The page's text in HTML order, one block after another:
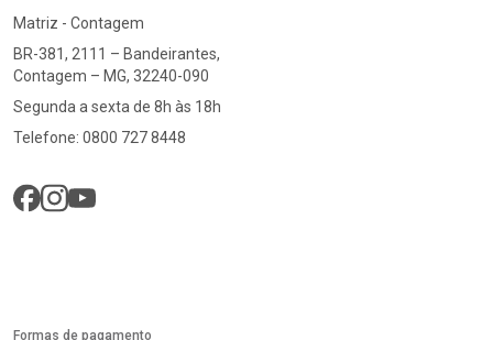
Matriz - Contagem
BR-381, 2111 – Bandeirantes,
Contagem – MG, 32240-090
Segunda a sexta de 8h às 18h
Telefone: 0800 727 8448
Formas de pagamento